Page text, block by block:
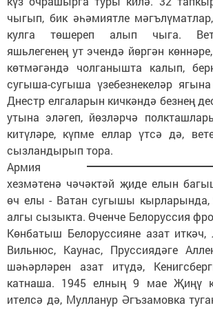
чыгып, бик әһәмиятле
кулга төшереп алып чыга.
яшьлегенең ут эчендә йөргән
көтмәгәндә чолганышта калып,
сугыша-сугыша үзебезнекеләр
Днестр елгаларын кичкәндә безнең
утына эләгеп, йөзләрчә
китүләре, күпме еллар үтсә дә,
сызландырып тора.
Армия
хезмәтенә чәчәктәй җиде елын
өч елы - Ватан сугышы кырларында,
алгы сызыкта. Өченче Белоруссия
Көнбатыш Белоруссияне азат иткәч,
Вильнюс, Каунас, Пруссиядәге
шәһәрләрен азат итүдә,
катнаша. 1945 елның 9 мае Җиңү
ителсә дә, Мулланур Әгъзамовка